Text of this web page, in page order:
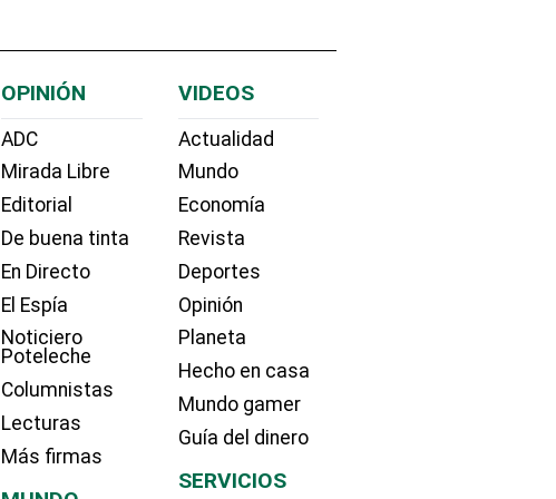
OPINIÓN
ADC
Mirada Libre
Editorial
De buena tinta
En Directo
El Espía
Noticiero
Poteleche
Columnistas
Lecturas
Más firmas
VIDEOS
Actualidad
Mundo
Economía
Revista
Deportes
Opinión
Planeta
Hecho en casa
Mundo gamer
Guía del dinero
SERVICIOS